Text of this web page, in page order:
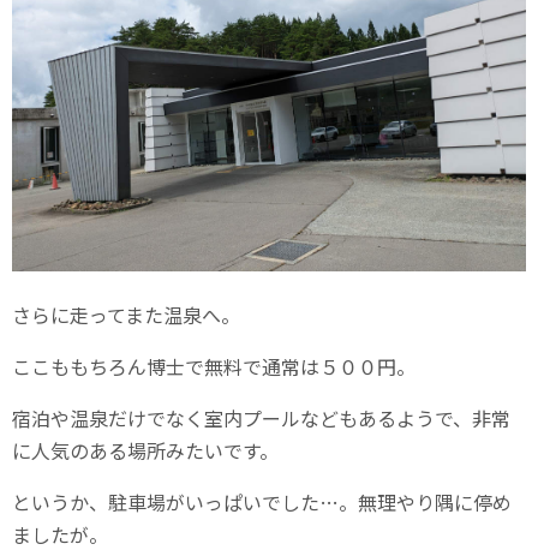
さらに走ってまた温泉へ。
ここももちろん博士で無料で通常は５００円。
宿泊や温泉だけでなく室内プールなどもあるようで、非常
に人気のある場所みたいです。
というか、駐車場がいっぱいでした…。無理やり隅に停め
ましたが。